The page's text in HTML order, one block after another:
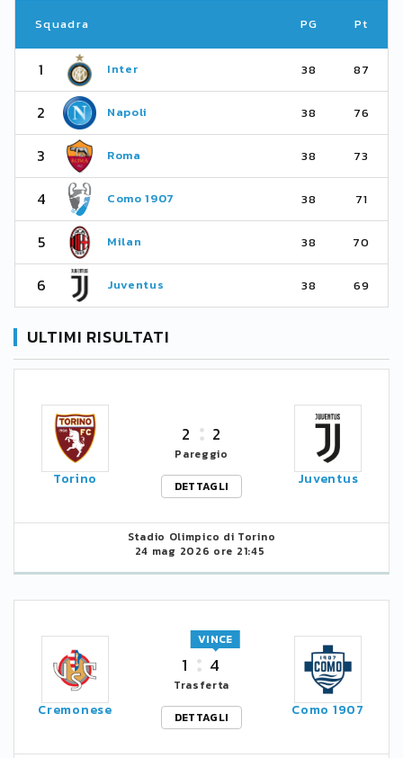
Squadra PG Pt
1 Inter 38 87
2 Napoli 38 76
3 Roma 38 73
4 Como 1907 38 71
5 Milan 38 70
6 Juventus 38 69
ULTIMI RISULTATI
Torino
2 2
Pareggio
DETTAGLI
Juventus
Stadio Olimpico di Torino
24 mag 2026 ore 21:45
Cremonese
1 4
VINCE
Trasferta
DETTAGLI
Como 1907